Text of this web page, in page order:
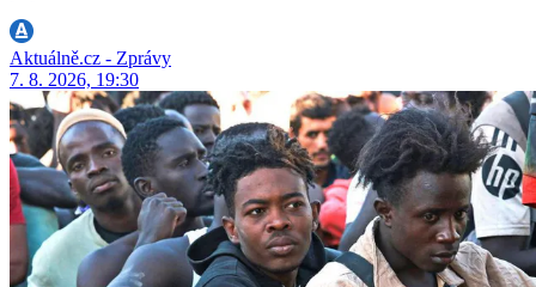
Aktuálně.cz - Zprávy
7. 8. 2026, 19:30